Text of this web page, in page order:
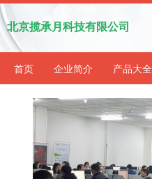
北京揽承月科技有限公司
首页 企业简介 产品大全